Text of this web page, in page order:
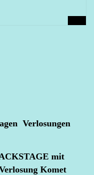
Verlosungen
mit
Komet